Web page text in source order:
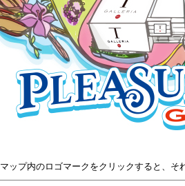
マップ内のロゴマークをクリックすると、